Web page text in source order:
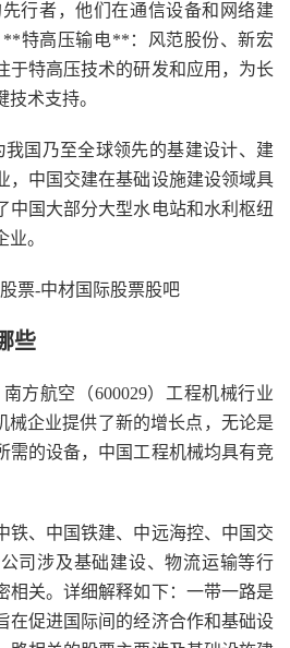
行者，他们在通信设备和网络建
特高压输电**：风范股份、新宏
于特高压技术的研发和应用，为长
术支持。
我国乃至全球领先的基建设计、建
，中国交建在基础设施建设领域具
中国大部分大型水电站和水利枢纽
。
些
方航空（600029）工程机械行业
械企业提供了新的增长点，无论是
需的设备，中国工程机械均具有竞
铁、中国铁建、中远海控、中国交
司涉及基础建设、物流运输等行
相关。详细解释如下：一带一路是
在促进国际间的经济合作和基础设